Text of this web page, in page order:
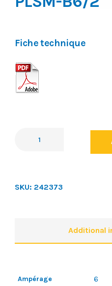
Fiche technique
SKU: 242373
Additional
Ampérage 6